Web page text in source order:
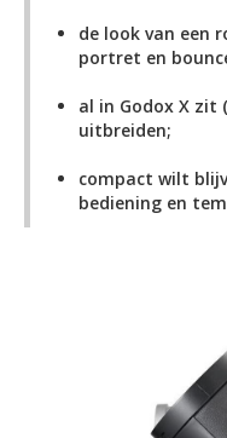
de look van een
portret en
al in Godox X
uitbreiden;
compact wilt
bediening en